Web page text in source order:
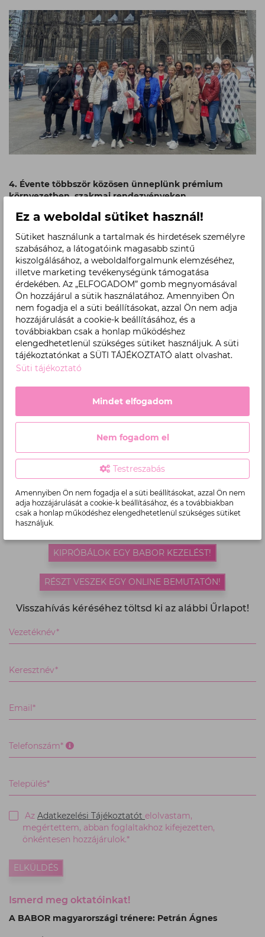
4. Évente többször közösen ünneplünk prémium
környezetben, szakmai rendezvényeken,
konferencián
Nem kell nekünk hinned, higgy a saját szemednek! Tekints
be a 2025-ös BABOR Konferencia pillanataiba!
SZERETNÉL TE IS A LEGJOBBAK KÖZÉ TAROZNI?
két napos alapképzésünkön
bemutatónkon, ahol megismerheted a márkát!
Tapasztald meg Te is a BABOR-élményt!
KIPRÓBÁLOK EGY BABOR KEZELÉST!
RÉSZT VESZEK EGY ONLINE BEMUTATÓN!
Visszahívás kéréséhez töltsd ki az alábbi Űrlapot!
töltse
összes
kötelező
az
elküldéshez.
Vezetéknév*
Keresztnév*
Email*
Telefonszám*
Telefonszám
formátum:
Település*
Az Adatkezelési Tájékoztatót elolvastam,
megértettem, abban foglaltakhoz kifejezetten,
önkéntesen hozzájárulok.*
ELKÜLDÉS
Ismerd meg oktatóinkat!
A BABOR magyarországi trénere: Petrán Ágnes
Ez a weboldal sütiket használ!
Sütiket használunk a tartalmak és hirdetések személyre
szabásához, a látogatóink magasabb szintű
kiszolgálásához, a weboldalforgalmunk elemzéséhez,
illetve marketing tevékenységünk támogatása
érdekében. Az „ELFOGADOM” gomb megnyomásával
Ön hozzájárul a sütik használatához. Amennyiben Ön
nem fogadja el a süti beállításokat, azzal Ön nem adja
hozzájárulását a cookie-k beállításához, és a
továbbiakban csak a honlap működéshez
elengedhetetlenül szükséges sütiket használjuk. A süti
tájékoztatónkat a SÜTI TÁJÉKOZTATÓ alatt olvashat.
Süti tájékoztató
Mindet elfogadom
Nem fogadom el
Testreszabás
Amennyiben Ön nem fogadja el a süti beállításokat, azzal Ön nem
adja hozzájárulását a cookie-k beállításához, és a továbbiakban
csak a honlap működéshez elengedhetetlenül szükséges sütiket
használjuk.